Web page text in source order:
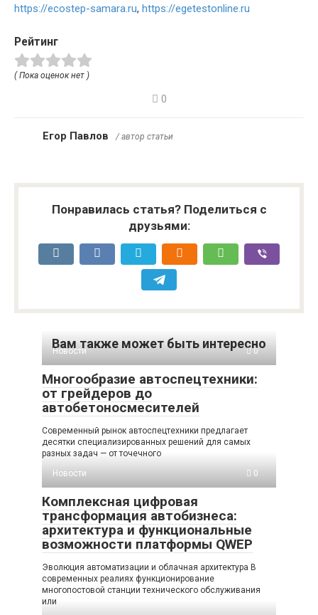
https://ecostep-samara.ru, https://egetestonline.ru
Рейтинг
( Пока оценок нет )
0
Егор Павлов / автор статьи
Понравилась статья? Поделиться с
друзьями:
Вам также может быть интересно
Новости 0
Многообразие автоспецтехники:
от грейдеров до
автобетоносмесителей
Современный рынок автоспецтехники предлагает
десятки специализированных решений для самых
разных задач — от точечного
Новости
0
Комплексная цифровая
трансформация автобизнеса:
архитектура и функциональные
возможности платформы QWEP
Эволюция автоматизации и облачная архитектура В
современных реалиях функционирование
многопостовой станции технического обслуживания
или